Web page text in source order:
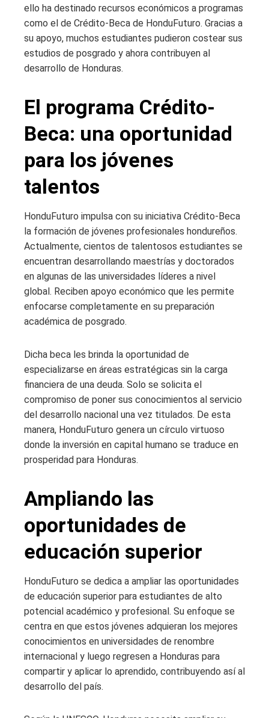
ello ha destinado recursos económicos a programas
como el de Crédito-Beca de HonduFuturo. Gracias a
su apoyo, muchos estudiantes pudieron costear sus
estudios de posgrado y ahora contribuyen al
desarrollo de Honduras.
El programa Crédito-
Beca: una oportunidad
para los jóvenes
talentos
HonduFuturo impulsa con su iniciativa Crédito-Beca
la formación de jóvenes profesionales hondureños.
Actualmente, cientos de talentosos estudiantes se
encuentran desarrollando maestrías y doctorados
en algunas de las universidades líderes a nivel
global. Reciben apoyo económico que les permite
enfocarse completamente en su preparación
académica de posgrado.
Dicha beca les brinda la oportunidad de
especializarse en áreas estratégicas sin la carga
financiera de una deuda. Solo se solicita el
compromiso de poner sus conocimientos al servicio
del desarrollo nacional una vez titulados. De esta
manera, HonduFuturo genera un círculo virtuoso
donde la inversión en capital humano se traduce en
prosperidad para Honduras.
Ampliando las
oportunidades de
educación superior
HonduFuturo se dedica a ampliar las oportunidades
de educación superior para estudiantes de alto
potencial académico y profesional. Su enfoque se
centra en que estos jóvenes adquieran los mejores
conocimientos en universidades de renombre
internacional y luego regresen a Honduras para
compartir y aplicar lo aprendido, contribuyendo así al
desarrollo del país.